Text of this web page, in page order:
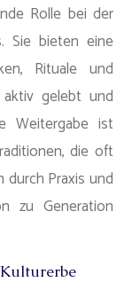
Rolle bei der
Sie bieten eine
Rituale und
gelebt und
Weitergabe ist
die oft
Praxis und
zu Generation